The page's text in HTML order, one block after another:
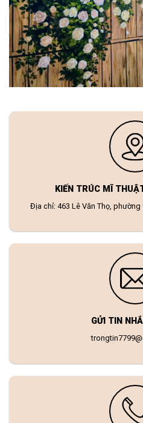
KIẾN TRÚC MĨ
Địa chỉ: 463 Lê Văn Thọ, phường
GỬI TIN